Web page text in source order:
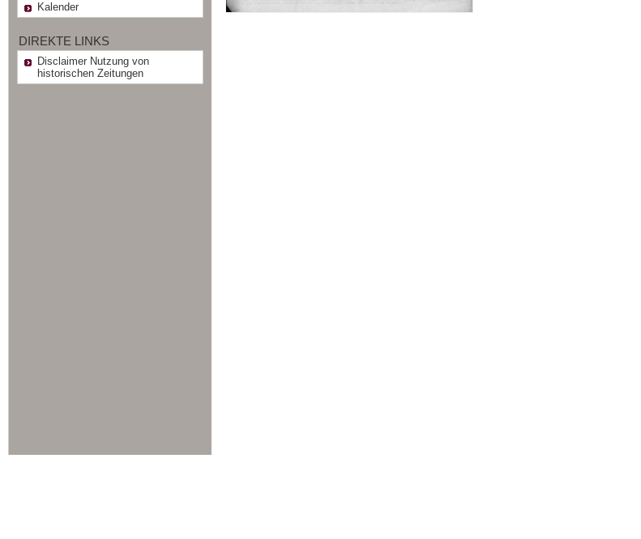
Kalender
DIREKTE LINKS
Disclaimer Nutzung von
historischen Zeitungen